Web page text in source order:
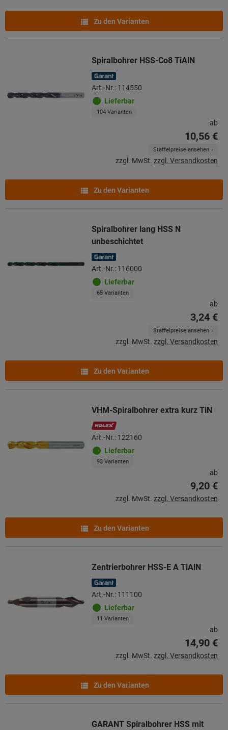
Zu den Varianten
Spiralbohrer HSS-Co8 TiAlN
Art.-Nr.: 114550
Lieferbar
104 Varianten
ab
10,56 €
Staffelpreise ansehen
zzgl. MwSt. zzgl. Versandkosten
Zu den Varianten
Spiralbohrer lang HSS N
unbeschichtet
Art.-Nr.: 116000
Lieferbar
65 Varianten
ab
3,24 €
Staffelpreise ansehen
zzgl. MwSt. zzgl. Versandkosten
Zu den Varianten
VHM-Spiralbohrer extra kurz TiN
Art.-Nr.: 122160
Lieferbar
93 Varianten
ab
9,20 €
zzgl. MwSt. zzgl. Versandkosten
Zu den Varianten
Zentrierbohrer HSS-E A TiAlN
Art.-Nr.: 111100
Lieferbar
11 Varianten
ab
14,90 €
zzgl. MwSt. zzgl. Versandkosten
Zu den Varianten
GARANT Spiralbohrer HSS mit